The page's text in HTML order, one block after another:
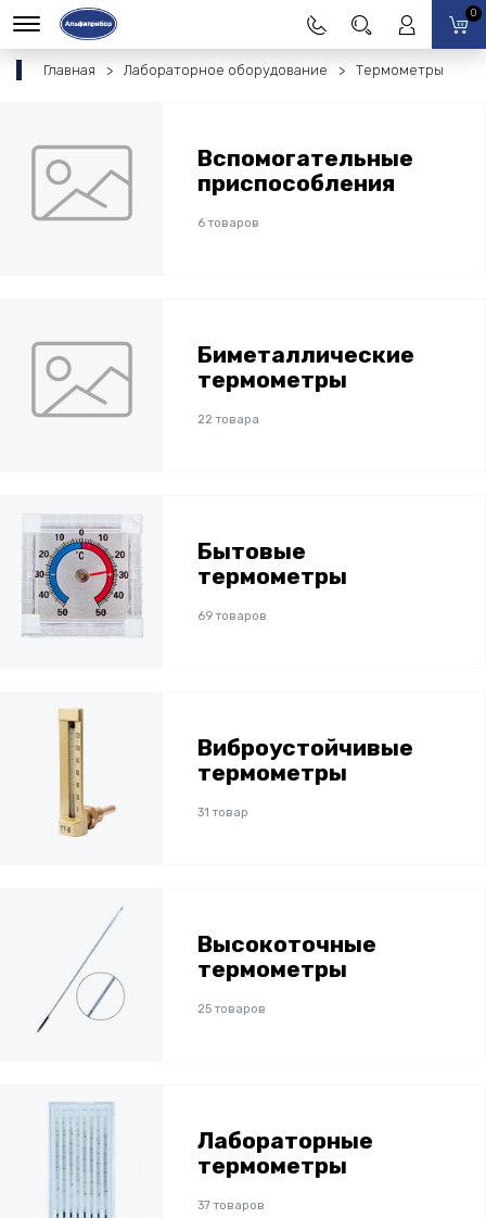
0
Главная Лабораторное оборудование Термометры
Вспомогательные
приспособления
6 товаров
Биметаллические
термометры
22 товара
Бытовые
термометры
69 товаров
Виброустойчивые
термометры
31 товар
Высокоточные
термометры
25 товаров
Лабораторные
термометры
37 товаров